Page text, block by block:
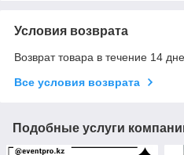
Условия возврата
Возврат товара в течение 14
Все условия возврата
Подобные услуги